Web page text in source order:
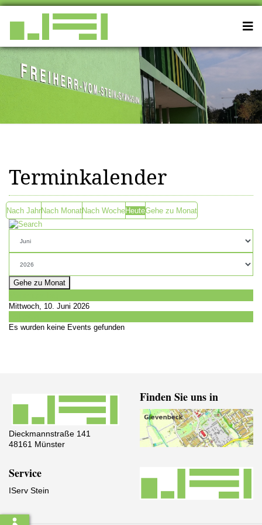
Terminkalender
Nach JahrNach MonatNach WocheHeuteGehe zu Monat
Gehe zu Monat
Mittwoch, 10. Juni 2026
Es wurden keine Events gefunden
Dieckmannstraße 141
48161 Münster
Finden Sie uns in
Service
IServ Stein